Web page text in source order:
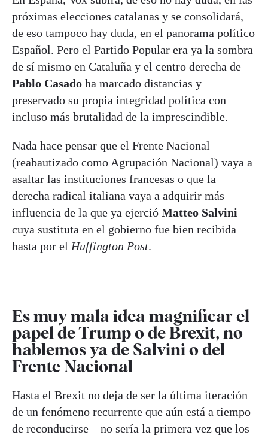
próximas elecciones catalanas y se consolidará,
de eso tampoco hay duda, en el panorama político
Español. Pero el Partido Popular era ya la sombra
de sí mismo en Cataluña y el centro derecha de
Pablo Casado ha marcado distancias y
preservado su propia integridad política con
incluso más brutalidad de la imprescindible.
Nada hace pensar que el Frente Nacional
(reabautizado como Agrupación Nacional) vaya a
asaltar las instituciones francesas o que la
derecha radical italiana vaya a adquirir más
influencia de la que ya ejerció Matteo Salvini –
cuya sustituta en el gobierno fue bien recibida
hasta por el Huffington Post.
Es muy mala idea magnificar el
papel de Trump o de Brexit, no
hablemos ya de Salvini o del
Frente Nacional
Hasta el Brexit no deja de ser la última iteración
de un fenómeno recurrente que aún está a tiempo
de reconducirse – no sería la primera vez que los